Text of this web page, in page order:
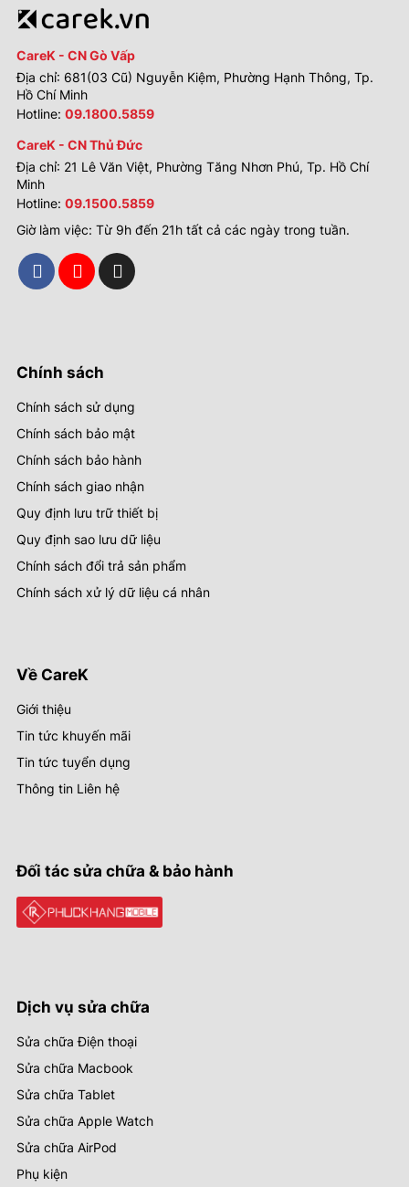
CareK - CN Gò Vấp
Địa chỉ: 681(03 Cũ) Nguyễn Kiệm, Phường Hạnh Thông, Tp.
Hồ Chí Minh
Hotline: 09.1800.5859
CareK - CN Thủ Đức
Địa chỉ: 21 Lê Văn Việt, Phường Tăng Nhơn Phú, Tp. Hồ Chí
Minh
Hotline: 09.1500.5859
Giờ làm việc: Từ 9h đến 21h tất cả các ngày trong tuần.
Chính sách
Chính sách sử dụng
Chính sách bảo mật
Chính sách bảo hành
Chính sách giao nhận
Quy định lưu trữ thiết bị
Quy định sao lưu dữ liệu
Chính sách đổi trả sản phẩm
Chính sách xử lý dữ liệu cá nhân
Về CareK
Giới thiệu
Tin tức khuyến mãi
Tin tức tuyển dụng
Thông tin Liên hệ
Đối tác sửa chữa & bảo hành
Dịch vụ sửa chữa
Sửa chữa Điện thoại
Sửa chữa Macbook
Sửa chữa Tablet
Sửa chữa Apple Watch
Sửa chữa AirPod
Phụ kiện